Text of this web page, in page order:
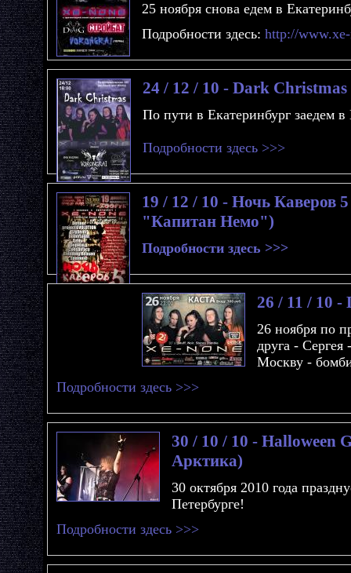
25 ноября снова едем в
Подробности здесь: http://
24 / 12 / 10 - Dark
По пути в Екатеринбург заедем
Подробности здесь >>>
19 / 12 / 10 - Ночь Каверов
"Капитан Немо")
Подробности здесь >>>
26 / 11 / 10
26 ноября по
друга - Сергея
Москву -
Подробности здесь >>>
30 / 10 / 10 - Halloween
Арктика)
30 октября 2010 года
Петербурге!
Подробности здесь >>>